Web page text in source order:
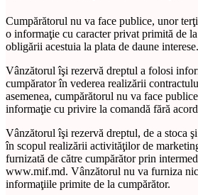
Cumpărătorul nu va face publice, unor
o informaţie cu caracter privat primită de
obligării acestuia la plata de daune interese.
Vânzătorul îşi rezervă dreptul a folosi
cumpărator în vederea realizării
asemenea, cumpărătorul nu va face
informaţie cu privire la comandă fără
Vânzătorul îşi rezervă dreptul, de a stoca
în scopul realizării activităţilor de
furnizată de către cumpărător prin
www.mif.md. Vânzătorul nu va furniza
informaţiile primite de la cumpărător.